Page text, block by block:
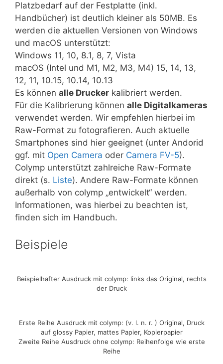
Platzbedarf auf der Festplatte (inkl.
Handbücher) ist deutlich kleiner als 50MB. Es
werden die aktuellen Versionen von Windows
und macOS unterstützt:
Windows 11, 10, 8.1, 8, 7, Vista
macOS (Intel und M1, M2, M3, M4) 15, 14, 13,
12, 11, 10.15, 10.14, 10.13
Es können alle Drucker kalibriert werden.
Für die Kalibrierung können alle Digitalkameras
verwendet werden. Wir empfehlen hierbei im
Raw-Format zu fotografieren. Auch aktuelle
Smartphones sind hier geeignet (unter Andorid
ggf. mit Open Camera oder Camera FV-5).
Colymp unterstützt zahlreiche Raw-Formate
direkt (s. Liste). Andere Raw-Formate können
außerhalb von colymp „entwickelt“ werden.
Informationen, was hierbei zu beachten ist,
finden sich im Handbuch.
Beispiele
Beispielhafter Ausdruck mit colymp: links das Original, rechts
der Druck
Erste Reihe Ausdruck mit colymp: (v. l. n. r. ) Original, Druck
auf glossy Papier, mattes Papier, Kopierpapier
Zweite Reihe Ausdruck ohne colymp: Reihenfolge wie erste
Reihe